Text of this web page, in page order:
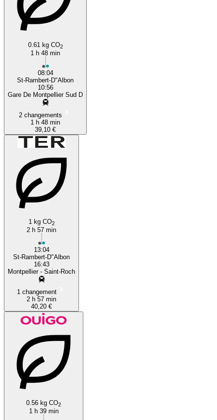
0.61 kg CO2
1 h 48 min
08:04
St-Rambert-D"Albon
10:56
Gare De Montpellier Sud D
2 changements
1 h 48 min
39,10 €
1 kg CO2
2 h 57 min
13:04
St-Rambert-D"Albon
16:43
Montpellier - Saint-Roch
1 changement
2 h 57 min
40,20 €
0.56 kg CO2
1 h 39 min